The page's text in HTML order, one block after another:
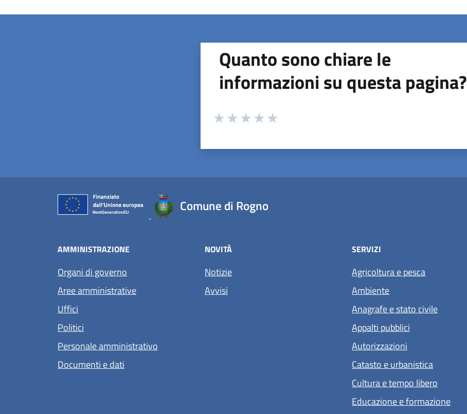
Quanto sono chiare le
informazioni su questa pagina?
Valuta da 1 a 5 stelle la pagina
Comune di Rogno
AMMINISTRAZIONE
Organi di governo
Aree amministrative
Uffici
Politici
Personale amministrativo
Documenti e dati
NOVITÀ
Notizie
Avvisi
SERVIZI
Agricoltura e pesca
Ambiente
Anagrafe e stato civile
Appalti pubblici
Autorizzazioni
Catasto e urbanistica
Cultura e tempo libero
Educazione e formazione